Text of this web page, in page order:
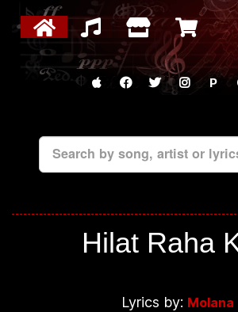
P
Search by song, artist or
Hilat Raha
Lyrics by: Molana